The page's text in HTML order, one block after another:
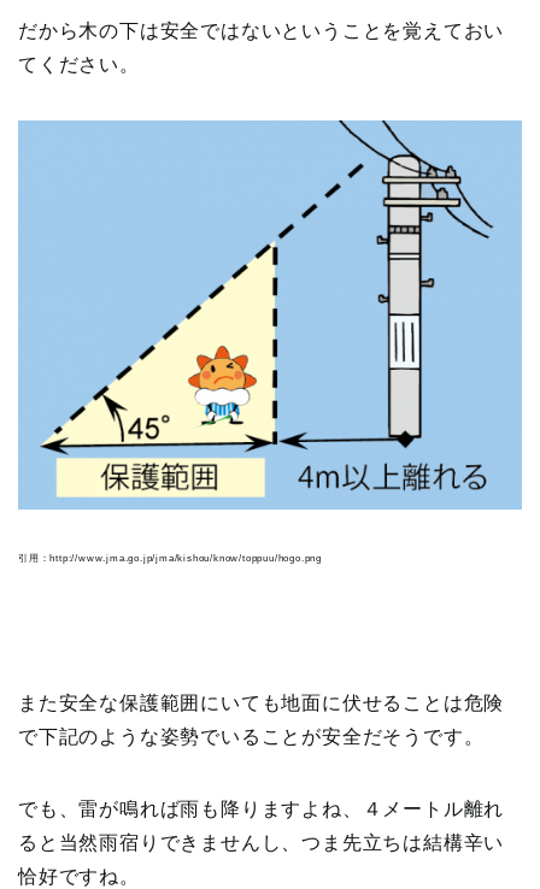
だから木の下は安全ではないということを覚えておい
てください。
引用：http://www.jma.go.jp/jma/kishou/know/toppuu/hogo.png
また安全な保護範囲にいても地面に伏せることは危険
で下記のような姿勢でいることが安全だそうです。
でも、雷が鳴れば雨も降りますよね、４メートル離れ
ると当然雨宿りできませんし、つま先立ちは結構辛い
恰好ですね。